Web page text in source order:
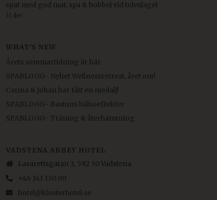
spat med god mat, spa & bubbel vid tolvslaget
31 dec
WHAT'S NEW
Årets sommartidning är här
SPABLOGG- Nyhet Wellnessretreat, året om!
Carina & Johan har fått en medalj!
SPABLOGG- Bastuns hälsoeffekter
SPABLOGG- Träning & återhämtning
VADSTENA ABBEY HOTEL
Lasarettsgatan 3, 592 30 Vadstena
+46 143 130 00
hotel@klosterhotel.se